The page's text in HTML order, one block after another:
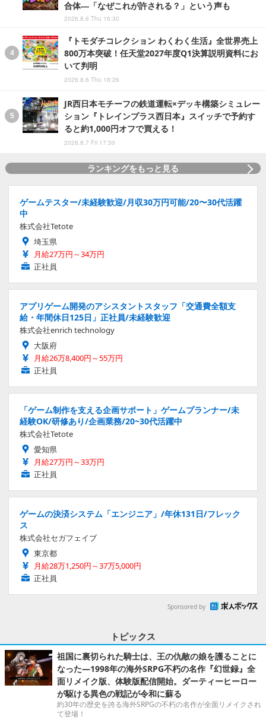
合体―「なぜこれが許される？」という声も
2026.8.6 Thu 16:30
『トモダチコレクション わくわく生活』全世界売上
800万本突破！任天堂2027年度Q1決算説明資料にお
いて判明
2026.8.6 Thu 18:26
JR西日本モチーフの鉄道運転×デッキ構築シミュレー
ション『トレインプラス西日本』スイッチで予約す
ると約1,000円オフで買える！
2026.8.7 Fri 17:30
ランキングをもっと見る
ゲームテスター/未経験歓迎/月収30万円可能/20〜30代活躍
中
株式会社Tetote
埼玉県
月給27万円～34万円
正社員
アプリゲーム開発のアシスタントスタッフ「交通費全額支
給・年間休日125日」正社員/未経験歓迎
株式会社enrich technology
大阪府
月給26万8,400円～55万円
正社員
「ゲーム制作を支える企画サポート」ゲームプランナー/未
経験OK/研修あり/企画業務/20~30代活躍中
株式会社Tetote
愛知県
月給27万円～33万円
正社員
ゲームの決済システム「エンジニア」/年休131日/フレック
ス
株式会社セガフェイブ
東京都
月給28万1,250円～37万5,000円
正社員
Sponsored by
トピックス
祖国に裏切られた騎士は、王の仇敵の娘を護ることに
なった―1998年の海外SRPG不朽の名作『幻世録』全
面リメイク版、体験版配信開始。ダーティーヒーロー
が駆ける異色の戦記が令和に蘇る
約30年の歴史を誇る海外SRPGの不朽の名作が全面リメイクされ
て登場！